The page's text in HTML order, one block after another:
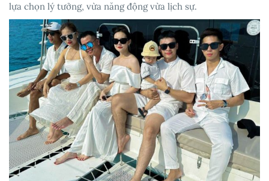
lựa chọn lý tưởng, vừa năng động vừa lịch sự.